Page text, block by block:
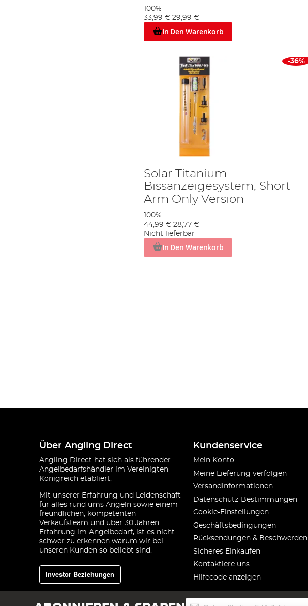
100%
33,99 € 29,99 €
In Den Warenkorb
-36%
Solar Titanium
Bissanzeigesystem, Short
Arm Only Version
100%
44,99 € 28,77 €
Nicht lieferbar
In Den Warenkorb
Über Angling Direct
Angling Direct hat sich als führender
Angelbedarfshändler im Vereinigten
Königreich etabliert.
Mit unserer Erfahrung und Leidenschaft
für alles rund ums Angeln sowie einem
freundlichen, kompetenten
Verkaufsteam und über 30 Jahren
Erfahrung im Angelbedarf, ist es nicht
schwer zu erkennen warum wir bei
unseren Kunden so beliebt sind.
Investor Beziehungen
Kundenservice
Mein Konto
Meine Lieferung verfolgen
Versandinformationen
Datenschutz-Bestimmungen
Cookie-Einstellungen
Geschäftsbedingungen
Rücksendungen & Beschwerden
Sicheres Einkaufen
Kontaktiere uns
Hilfecode anzeigen